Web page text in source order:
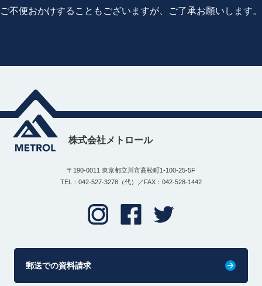
ご不便おかけすることもございますが、ご了承お願いします。
株式会社メトロール
〒190-0011 東京都立川市高松町1-100-25-5F
TEL：042-527-3278（代）／FAX：042-528-1442
郵送での資料請求